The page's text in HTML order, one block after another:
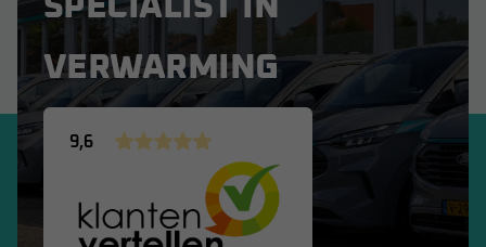
SPECIALIST IN
VERWARMING
9,6